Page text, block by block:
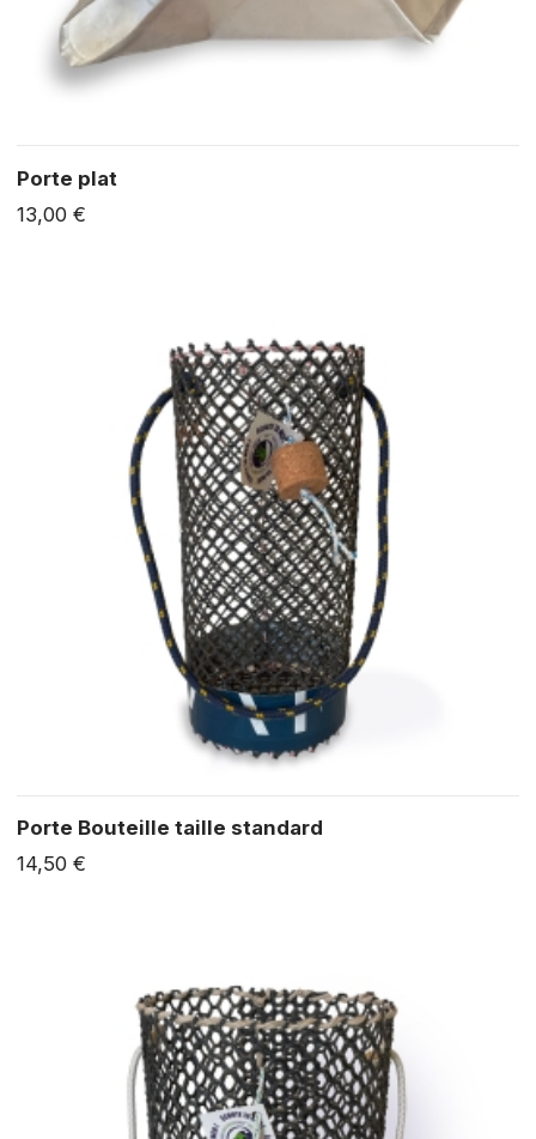
Porte plat
13,00 €
Porte Bouteille taille standard
14,50 €